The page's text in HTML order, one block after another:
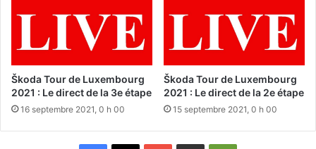
Škoda Tour de Luxembourg
2021 : Le direct de la 3e étape
16 septembre 2021, 0 h 00
Škoda Tour de Luxembourg
2021 : Le direct de la 2e étape
15 septembre 2021, 0 h 00